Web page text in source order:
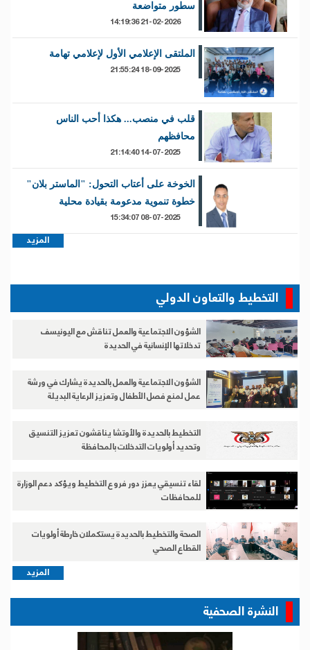
سطور متواضعة
21-02-2026 14:19:36
الملتقى الإعلامي الأول لإعلامي تهامة
قلب في منصب... هكذا أحب الناس
محافظهم
الخوخة على أعتاب التحول: "الماستر بلان"
خطوة تنموية مدعومة بقيادة محلية
المزيد
التخطيط والتعاون الدولي
الشؤون الاجتماعية والعمل تناقش مع اليونيسف
تدخلاتها الإنسانية في الحديدة
الشؤون الاجتماعية والعمل بالحديدة يشارك في ورشة
عمل لمنع فصل الأطفال وتعزيز الرعاية البديلة
التخطيط بالحديدة والأوتشا يناقشون تعزيز التنسيق
وتحديد أولويات التدخلات بالمحافظة
لقاء تنسيقي يعزز دور فروع التخطيط ويؤكد دعم الوزارة
للمحافظات
الصحة والتخطيط بالحديدة يستكملان خارطة أولويات
القطاع الصحي
المزيد
النشرة الصحفية